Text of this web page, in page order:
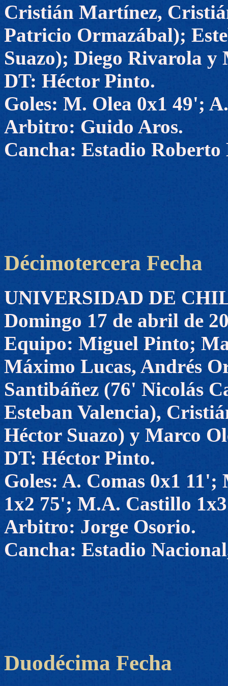
Cristián Martínez,
Patricio Ormazábal);
Suazo); Diego Rivarola y
DT: Héctor Pinto.
Goles: M. Olea 0x1 49';
Arbitro: Guido Aros.
Cancha: Estadio
Décimotercera Fecha
UNIVERSIDAD DE
Domingo 17 de abril de
Equipo: Miguel Pinto;
Máximo Lucas, Andrés
Santibáñez (76' Nicolás
Esteban Valencia),
Héctor Suazo) y Marco
DT: Héctor Pinto.
Goles: A. Comas 0x1
1x2 75'; M.A. Castillo
Arbitro: Jorge Osorio.
Cancha: Estadio
Duodécima Fecha